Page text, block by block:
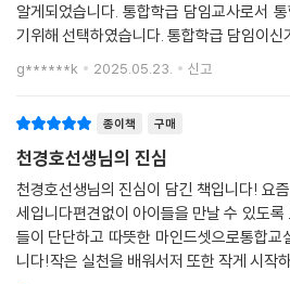
알게되었습니다. 통합학급 담임교사로서
기위해 선택하였습니다. 통합학급 담임이
g******k 2025.05.23. 신고
종이책 구매
천경호선생님의 진심
천경호선생님의 진심이 담긴 책입니다! 요
세입니다편견없이 아이들을 만날 수 있도
들이 단단하고 따뜻한 마인드셋으로통합교
니다!작은 실천을 배워서저 또한 작게 시작